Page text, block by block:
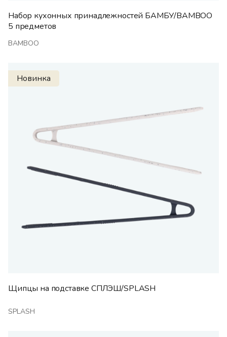
Набор кухонных принадлежностей БАМБУ/BAMBOO
5 предметов
BAMBOO
Новинка
Щипцы на подставке СПЛЭШ/SPLASH
SPLASH